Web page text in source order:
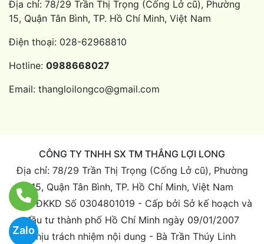
Zalo
Địa chỉ: 78/29 Trần Thị Trọng (Cống Lở cũ), Phường
15, Quận Tân Bình, TP. Hồ Chí Minh, Việt Nam
Điện thoại: 028-62968810
Hotline: 0988668027
Email: thangloilongco@gmail.com
CÔNG TY TNHH SX TM THẮNG LỢI LONG
Địa chỉ: 78/29 Trần Thị Trọng (Cống Lở cũ), Phường
15, Quận Tân Bình, TP. Hồ Chí Minh, Việt Nam
Giấy ĐKKD Số 0304801019 - Cấp bởi Sở kế hoạch và
đầu tư thành phố Hồ Chí Minh ngày 09/01/2007
Chịu trách nhiệm nội dung - Bà Trần Thúy Linh